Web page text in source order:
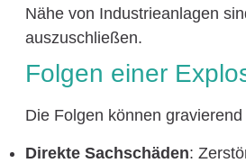
Nähe von Industrieanlagen
auszuschließen.
Folgen einer
Die Folgen können gravierend
Direkte Sachschäden: